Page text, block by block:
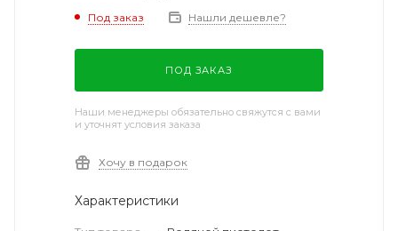
Под заказ Нашли дешевле?
ПОД ЗАКАЗ
Наши менеджеры обязательно свяжутся с вами
и уточнят условия заказа
Хочу в подарок
Характеристики